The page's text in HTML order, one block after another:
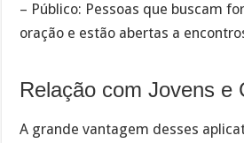
– Público: Pessoas que buscam
oração e estão abertas a
Relação com Jovens e
A grande vantagem desses